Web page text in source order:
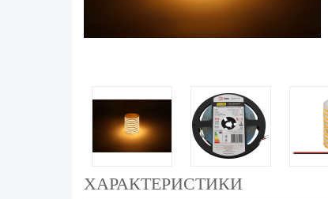
ХАРАКТЕРИСТИКИ